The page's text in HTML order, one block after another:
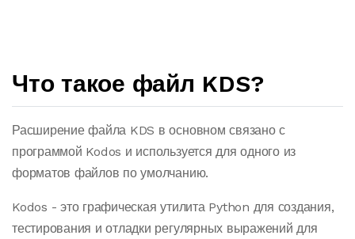
Что такое файл KDS?
Расширение файла KDS в основном связано с
программой Kodos и используется для одного из
форматов файлов по умолчанию.
Kodos - это графическая утилита Python для создания,
тестирования и отладки регулярных выражений для